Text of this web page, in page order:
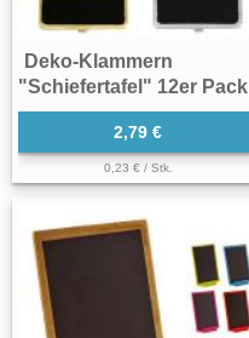
Deko-Klammern
"Schiefertafel" 12er Pack
2,79 €
0,23 € / Stk.